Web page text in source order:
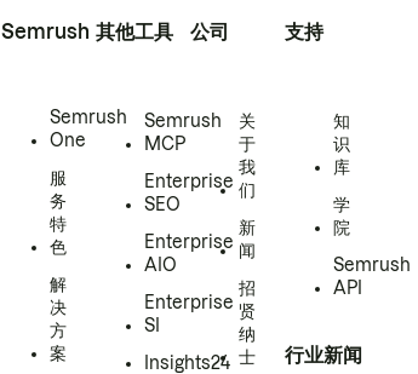
Semrush
Semrush
One
服
务
特
色
解
决
方
案
其他工具
Semrush
MCP
Enterprise
SEO
Enterprise
AIO
Enterprise
SI
Insights24
公司
关
于
我
们
新
闻
招
贤
纳
士
支持
知
识
库
学
院
Semrush
API
行业新闻